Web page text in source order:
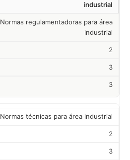
industrial
Normas regulamentadoras para área
industrial
2
3
3
Normas técnicas para área industrial
2
3